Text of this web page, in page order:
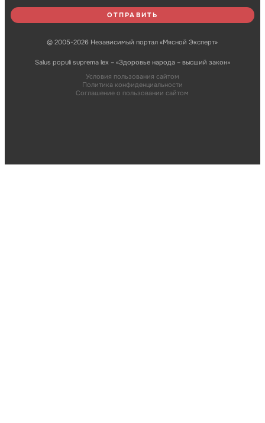
© 2005-2026 Независимый портал «Мясной Эксперт»
Salus populi suprema lex – «Здоровье народа – высший закон»
Условия пользования сайтом
Политика конфиденциальности
Соглашение о пользовании сайтом